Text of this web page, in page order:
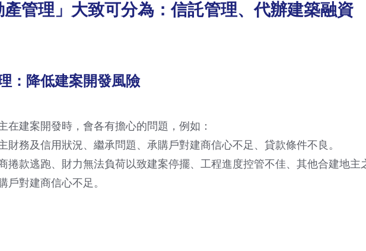
產管理」大致可分為：信託管理、代辦建築融資
：降低建案開發風險
在建案開發時，會各有擔心的問題，例如：
財務及信用狀況、繼承問題、承購戶對建商信心不足、貸款條件不良。
捲款逃跑、財力無法負荷以致建案停擺、工程進度控管不佳、其他合建地主
戶對建商信心不足。